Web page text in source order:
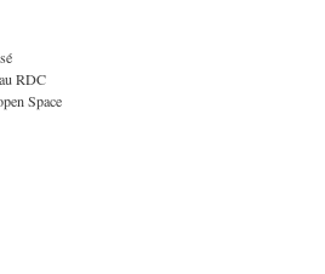
RDC
Space